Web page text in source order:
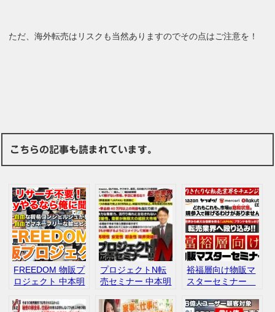
ただ、海外転売はリスクも当然ありますのでその点はご注意を！
こちらの記事も読まれています。
FREEDOM 物販プ
ロジェクト 中本明
庫
プロジェクトN転
売セミナー 中本明
か 口コミ 評判
裕福層向け物販マ
スターセミナー
コミ レビュー